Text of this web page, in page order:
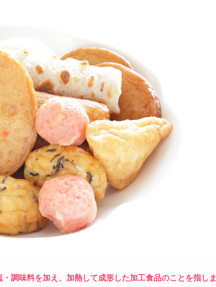
調味料を加え、加熱して成形した加工食品のことを指しま